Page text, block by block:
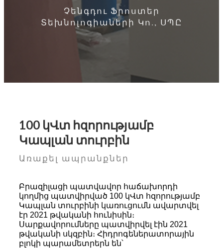
Չենգդու Ֆրոստեր
Տեխնոլոգիաների Կո., ՍՊԸ
100 կՎտ հզորությամբ
Կապլան տուրբին
Առաքել ապրանքներ
Բրազիլացի պատվավոր հաճախորդի
կողմից պատվիրված 100 կՎտ հզորությամբ
Կապլան տուրբինի կառուցումն ավարտվել
էր 2021 թվականի հունիսին։
Սարքավորումները պատվիրվել էին 2021
թվականի սկզբին։ Հիդրոգեներատորային
բլոկի պարամետրերն են՝